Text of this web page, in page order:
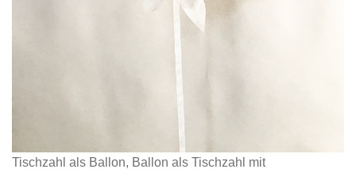
Tischzahl als Ballon, Ballon als Tischzahl mit